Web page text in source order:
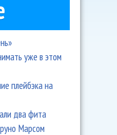
уже в этом
плейбэка на
два фита
Марсом